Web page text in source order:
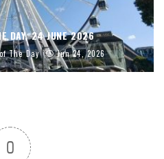
DAY, 24 JUNE 2026
The Day Jun 24, 2026
0